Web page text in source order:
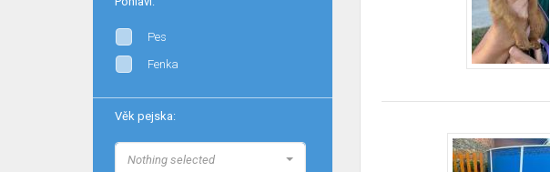
Pes
Fenka
Věk pejska:
Nothing selected